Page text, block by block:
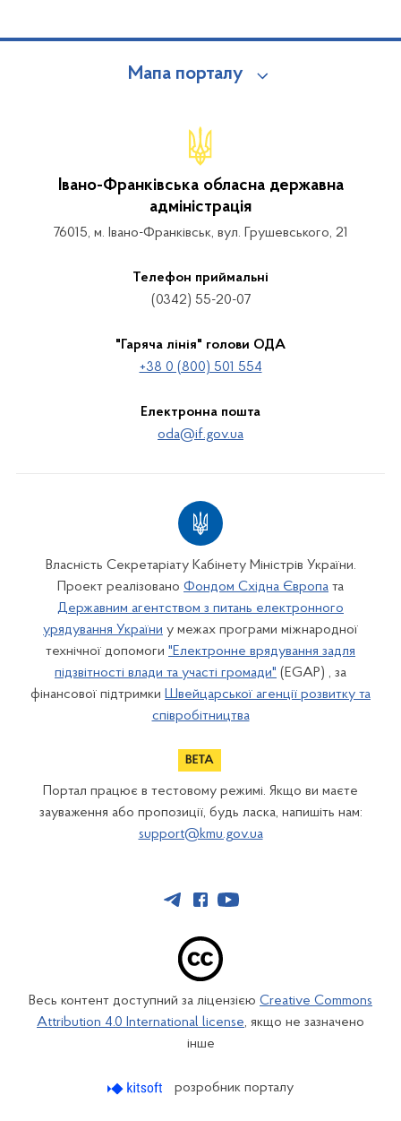
Мапа порталу
Івано-Франківська обласна державна
адміністрація
76015, м. Івано-Франківськ, вул. Грушевського, 21
Телефон приймальні
(0342) 55-20-07
"Гаряча лінія" голови ОДА
+38 0 (800) 501 554
Електронна пошта
oda@if.gov.ua
Власність Секретаріату Кабінету Міністрів України.
Проект реалізовано Фондом Східна Європа та
Державним агентством з питань електронного
урядування України у межах програми міжнародної
технічної допомоги "Електронне врядування задля
підзвітності влади та участі громади" (EGAP) , за
фінансової підтримки Швейцарської агенції розвитку та
співробітництва
Портал працює в тестовому режимі. Якщо ви маєте
зауваження або пропозиції, будь ласка, напишіть нам:
support@kmu.gov.ua
Весь контент доступний за ліцензією Creative Commons
Attribution 4.0 International license, якщо не зазначено
інше
розробник порталу